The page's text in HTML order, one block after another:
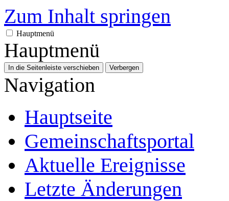
Zum Inhalt springen
Hauptmenü
Hauptmenü
In die Seitenleiste verschieben Verbergen
Navigation
Hauptseite
Gemeinschafts­portal
Aktuelle Ereignisse
Letzte Änderungen